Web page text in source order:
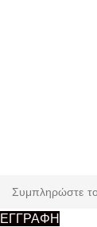
ΕΓΓΡΑΦΗ